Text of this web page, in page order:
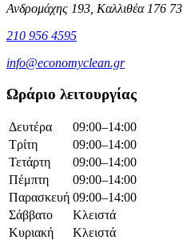
Ανδρομάχης 193, Καλλιθέα 176 73
210 956 4595
info@economyclean.gr
Ωράριο λειτουργίας
Δευτέρα
09:00–14:00
Τρίτη
09:00–14:00
Τετάρτη
09:00–14:00
Πέμπτη
09:00–14:00
Παρασκευή 09:00–14:00
Σάββατο
Κλειστά
Κυριακή
Κλειστά